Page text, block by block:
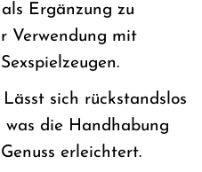
Ergänzung zu
Verwendung mit
sich rückstandslos
was die Handhabung
erleichtert.